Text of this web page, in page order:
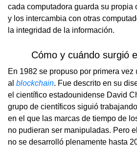
cada computadora guarda su propia
y los intercambia con otras
la integridad de la información.
Cómo y cuándo surgió el
En 1982 se propuso por primera
al blockchain. Fue descrito en su
el científico estadounidense David
grupo de científicos siguió
en el que las marcas de tiempo de
no pudieran ser manipuladas. Pero
no se desarrolló plenamente hasta